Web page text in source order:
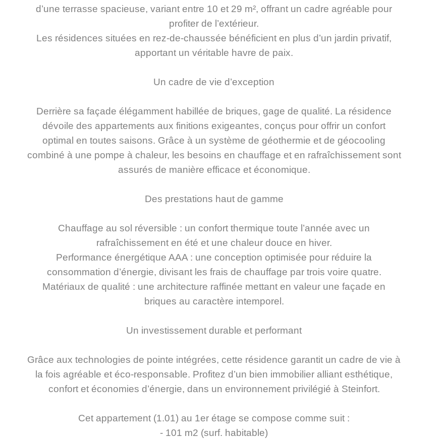
d’une terrasse spacieuse, variant entre 10 et 29 m², offrant un cadre agréable pour
profiter de l’extérieur.
Les résidences situées en rez-de-chaussée bénéficient en plus d’un jardin privatif,
apportant un véritable havre de paix.
Un cadre de vie d’exception
Derrière sa façade élégamment habillée de briques, gage de qualité. La résidence
dévoile des appartements aux finitions exigeantes, conçus pour offrir un confort
optimal en toutes saisons. Grâce à un système de géothermie et de géocooling
combiné à une pompe à chaleur, les besoins en chauffage et en rafraîchissement sont
assurés de manière efficace et économique.
Des prestations haut de gamme
Chauffage au sol réversible : un confort thermique toute l’année avec un
rafraîchissement en été et une chaleur douce en hiver.
Performance énergétique AAA : une conception optimisée pour réduire la
consommation d’énergie, divisant les frais de chauffage par trois voire quatre.
Matériaux de qualité : une architecture raffinée mettant en valeur une façade en
briques au caractère intemporel.
Un investissement durable et performant
Grâce aux technologies de pointe intégrées, cette résidence garantit un cadre de vie à
la fois agréable et éco-responsable. Profitez d’un bien immobilier alliant esthétique,
confort et économies d’énergie, dans un environnement privilégié à Steinfort.
Cet appartement (1.01) au 1er étage se compose comme suit :
- 101 m2 (surf. habitable)